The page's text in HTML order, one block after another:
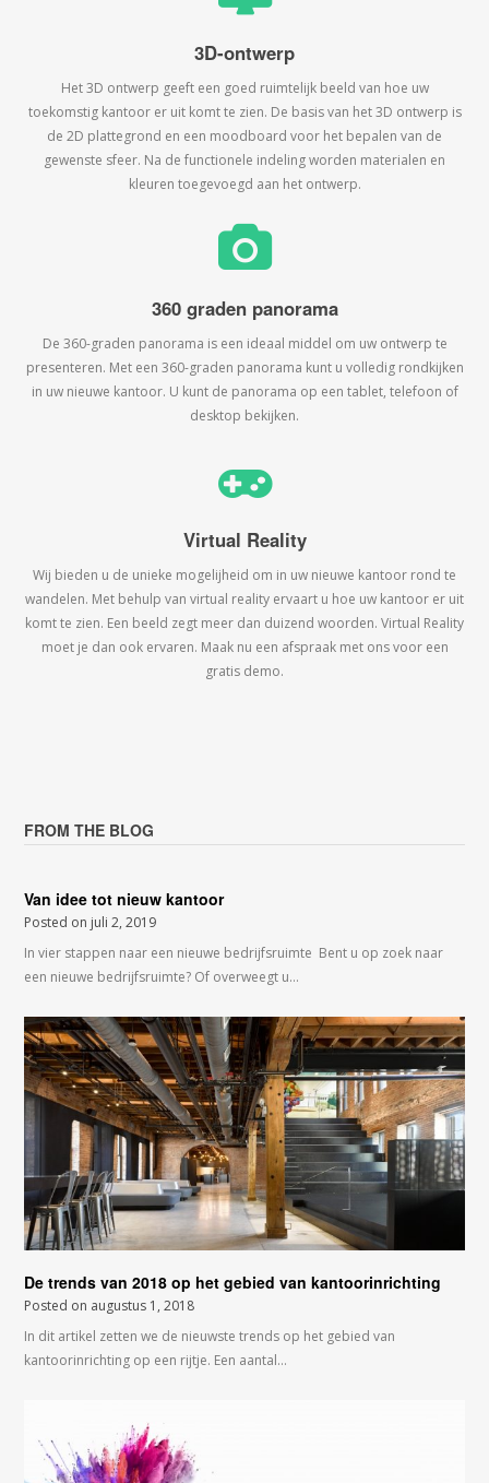
3D-ontwerp
Het 3D ontwerp geeft een goed ruimtelijk beeld van hoe uw
toekomstig kantoor er uit komt te zien. De basis van het 3D ontwerp is
de 2D plattegrond en een moodboard voor het bepalen van de
gewenste sfeer. Na de functionele indeling worden materialen en
kleuren toegevoegd aan het ontwerp.
360 graden panorama
De 360-graden panorama is een ideaal middel om uw ontwerp te
presenteren. Met een 360-graden panorama kunt u volledig rondkijken
in uw nieuwe kantoor. U kunt de panorama op een tablet, telefoon of
desktop bekijken.
Virtual Reality
Wij bieden u de unieke mogelijheid om in uw nieuwe kantoor rond te
wandelen. Met behulp van virtual reality ervaart u hoe uw kantoor er uit
komt te zien. Een beeld zegt meer dan duizend woorden. Virtual Reality
moet je dan ook ervaren. Maak nu een afspraak met ons voor een
gratis demo.
FROM THE BLOG
Van idee tot nieuw kantoor
Posted on juli 2, 2019
In vier stappen naar een nieuwe bedrijfsruimte Bent u op zoek naar
een nieuwe bedrijfsruimte? Of overweegt u…
De trends van 2018 op het gebied van kantoorinrichting
Posted on augustus 1, 2018
In dit artikel zetten we de nieuwste trends op het gebied van
kantoorinrichting op een rijtje. Een aantal…